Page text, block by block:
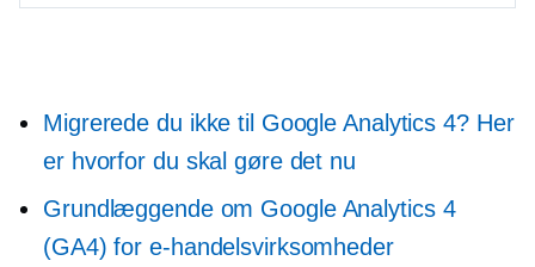
Migrerede du ikke til Google Analytics 4? Her
er hvorfor du skal gøre det nu
Grundlæggende om Google Analytics 4
(GA4) for e-handelsvirksomheder